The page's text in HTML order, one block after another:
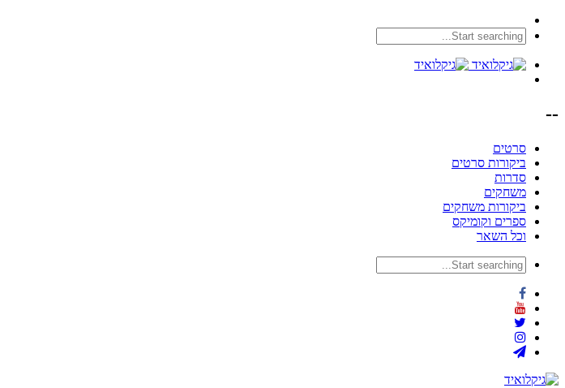
--
סרטים
ביקורות סרטים
סדרות
משחקים
ביקורות משחקים
ספרים וקומיקס
וכל השאר